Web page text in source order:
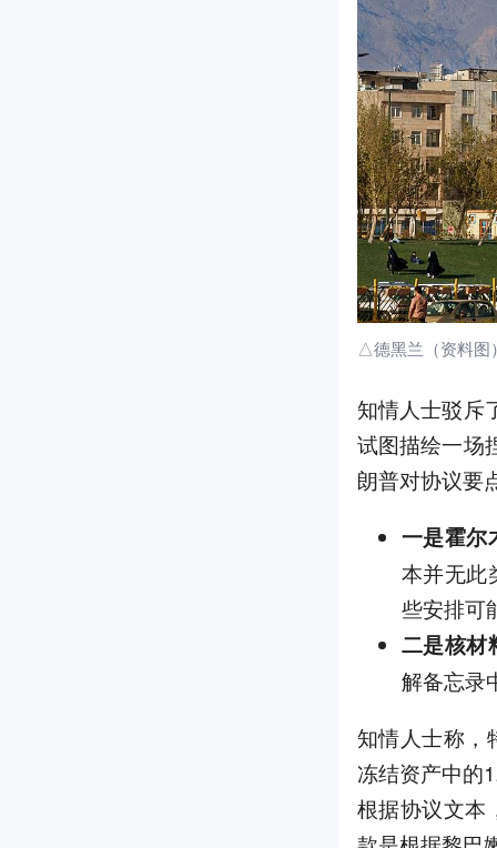
△德黑兰（资料图
知情人士驳斥
试图描绘一场
朗普对协议要
一是霍尔
本并无此
些安排可
二是核材
解备忘录
知情人士称，
冻结资产中的
根据协议文本